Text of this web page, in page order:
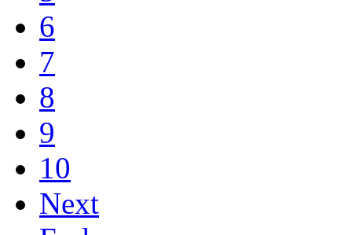
6
7
8
9
10
Next